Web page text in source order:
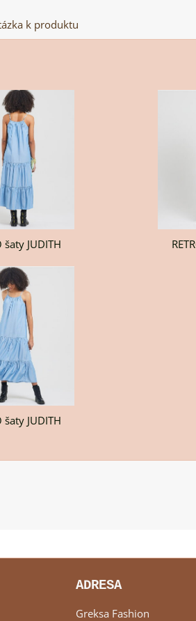
k produktu
šaty JUDITH
šaty JUDITH
ADRESA
Greksa Fashion